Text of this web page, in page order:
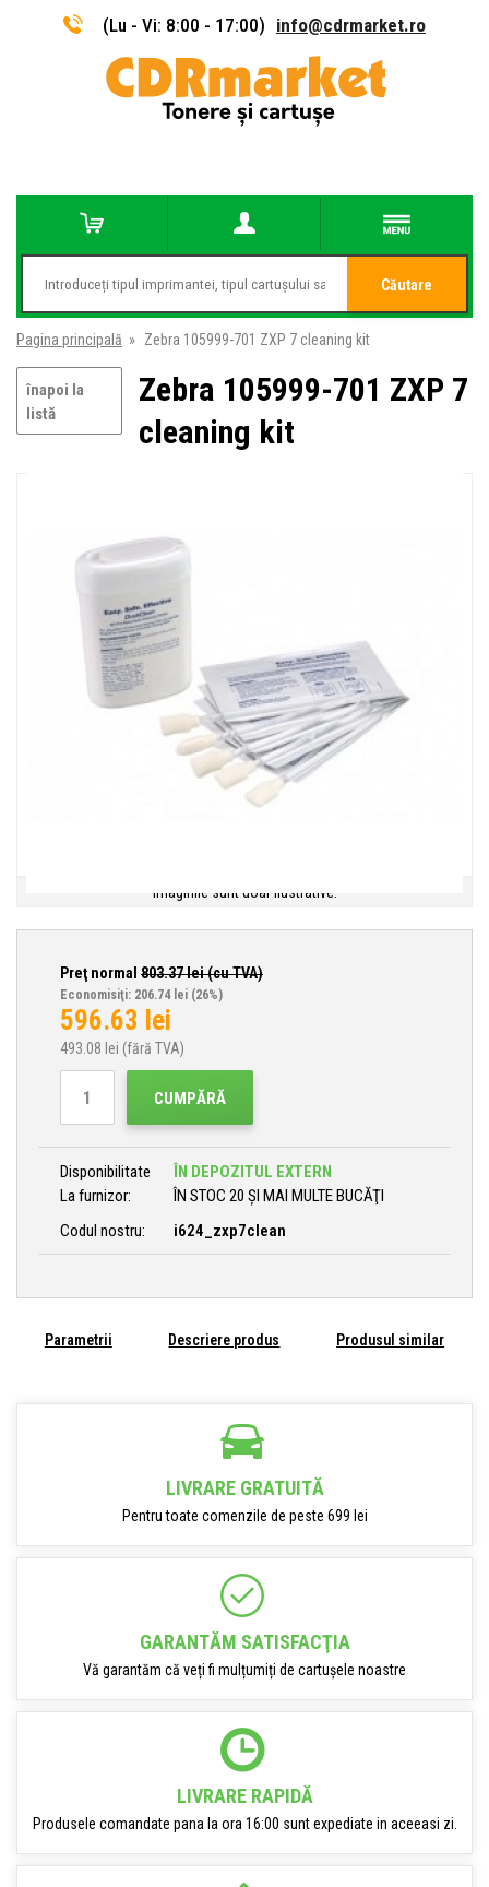
(Lu - Vi: 8:00 - 17:00) info@cdrmarket.ro
Căutare
Pagina principală » Zebra 105999-701 ZXP 7 cleaning kit
înapoi la
listă
Zebra 105999-701 ZXP 7
cleaning kit
Imaginile sunt doar ilustrative.
Preţ normal 803.37lei (cu TVA)
Economisiţi: 206.74 lei (26%)
596.63 lei
493.08 lei (fără TVA)
CUMPĂRĂ
Disponibilitate
ÎN DEPOZITUL EXTERN
La furnizor:
ÎN STOC 20 ȘI MAI MULTE BUCĂŢI
Codul nostru:
i624_zxp7clean
Parametrii Descriere produs Produsul similar
LIVRARE GRATUITĂ
Pentru toate comenzile de peste 699 lei
GARANTĂM SATISFACŢIA
Vă garantăm că veți fi mulțumiți de cartușele noastre
LIVRARE RAPIDĂ
Produsele comandate pana la ora 16:00 sunt expediate in aceeasi zi.